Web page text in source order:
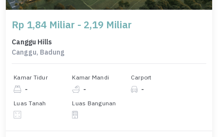
Rp 1,84 Miliar - 2,19 Miliar
Canggu Hills
Canggu, Badung
Kamar Tidur
-
Kamar Mandi
-
Carport
-
Luas Tanah Luas Bangunan